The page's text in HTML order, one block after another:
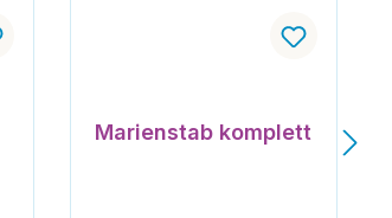
Marienstab komplett